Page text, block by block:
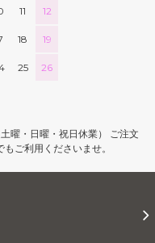
11 12
18 19
25 26
曜・日曜・祝日休業） ご注文
ご利用くださいませ。